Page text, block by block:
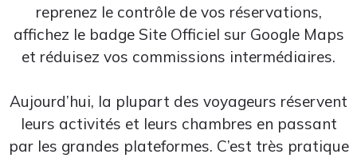
reprenez le contrôle de vos réservations,
affichez le badge Site Officiel sur Google Maps
et réduisez vos commissions intermédiaires.
Aujourd’hui, la plupart des voyageurs réservent
leurs activités et leurs chambres en passant
par les grandes plateformes. C’est très pratique